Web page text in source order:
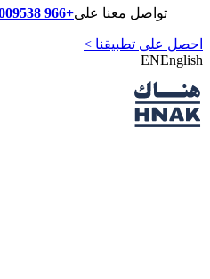
تواصل معنا على+966 920009538
احصل على تطبيقنا >
ENEnglish